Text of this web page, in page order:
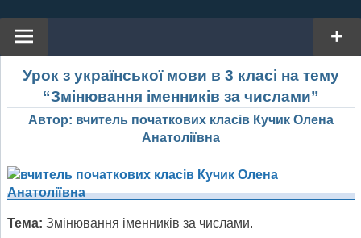
Урок з української мови в 3 класі на тему
“Змінювання іменників за числами”
Автор: вчитель початкових класів Кучик Олена
Анатоліївна
Тема: Змінювання іменників за числами.